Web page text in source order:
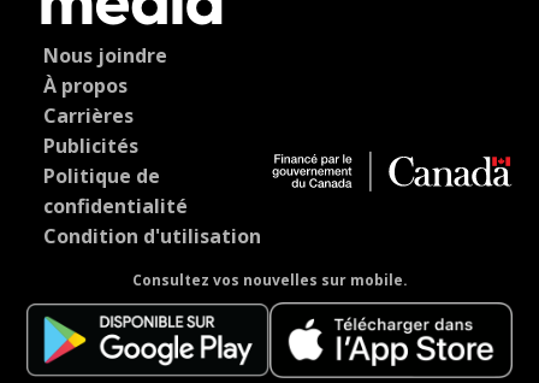
Nous joindre
À propos
Carrières
Publicités
Politique de
confidentialité
Condition d'utilisation
Consultez vos nouvelles sur mobile.